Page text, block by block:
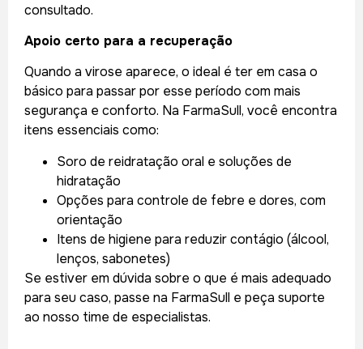
consultado.
Apoio certo para a recuperação
Quando a virose aparece, o ideal é ter em casa o
básico para passar por esse período com mais
segurança e conforto. Na FarmaSull, você encontra
itens essenciais como:
Soro de reidratação oral e soluções de
hidratação
Opções para controle de febre e dores, com
orientação
Itens de higiene para reduzir contágio (álcool,
lenços, sabonetes)
Se estiver em dúvida sobre o que é mais adequado
para seu caso, passe na FarmaSull e peça suporte
ao nosso time de especialistas.